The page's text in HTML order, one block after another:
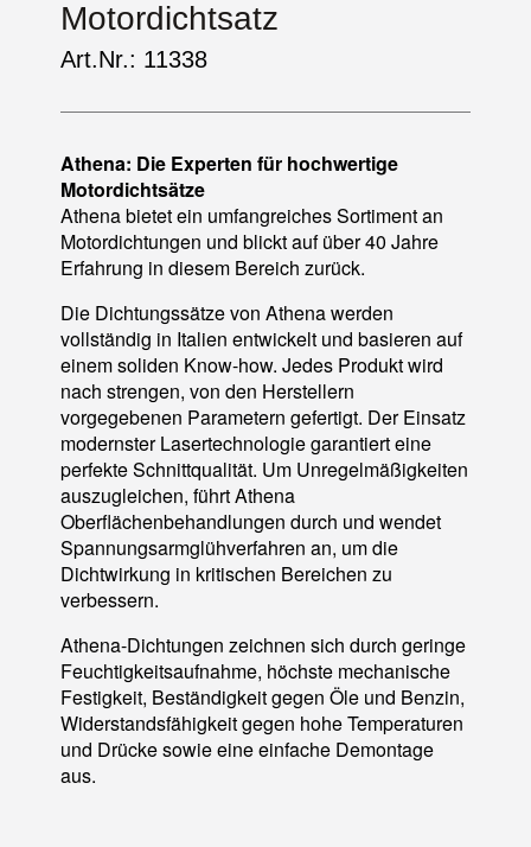
Motordichtsatz
Art.Nr.: 11338
Athena: Die Experten für hochwertige
Motordichtsätze
Athena bietet ein umfangreiches Sortiment an
Motordichtungen und blickt auf über 40 Jahre
Erfahrung in diesem Bereich zurück.
Die Dichtungssätze von Athena werden
vollständig in Italien entwickelt und basieren auf
einem soliden Know-how. Jedes Produkt wird
nach strengen, von den Herstellern
vorgegebenen Parametern gefertigt. Der Einsatz
modernster Lasertechnologie garantiert eine
perfekte Schnittqualität. Um Unregelmäßigkeiten
auszugleichen, führt Athena
Oberflächenbehandlungen durch und wendet
Spannungsarmglühverfahren an, um die
Dichtwirkung in kritischen Bereichen zu
verbessern.
Athena-Dichtungen zeichnen sich durch geringe
Feuchtigkeitsaufnahme, höchste mechanische
Festigkeit, Beständigkeit gegen Öle und Benzin,
Widerstandsfähigkeit gegen hohe Temperaturen
und Drücke sowie eine einfache Demontage
aus.